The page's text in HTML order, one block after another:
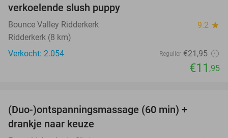
verkoelende slush puppy
Bounce Valley Ridderkerk 9.2 star
Ridderkerk (8 km)
Verkocht: 2.054
Regulier €21,95
€11 ,95
(Duo-)ontspanningsmassage (60 min) +
drankje naar keuze